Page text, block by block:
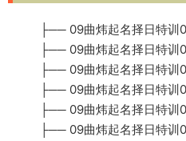
├── 09曲炜起名择日特训
├── 09曲炜起名择日特训
├── 09曲炜起名择日特训
├── 09曲炜起名择日特训
├── 09曲炜起名择日特训
├── 09曲炜起名择日特训